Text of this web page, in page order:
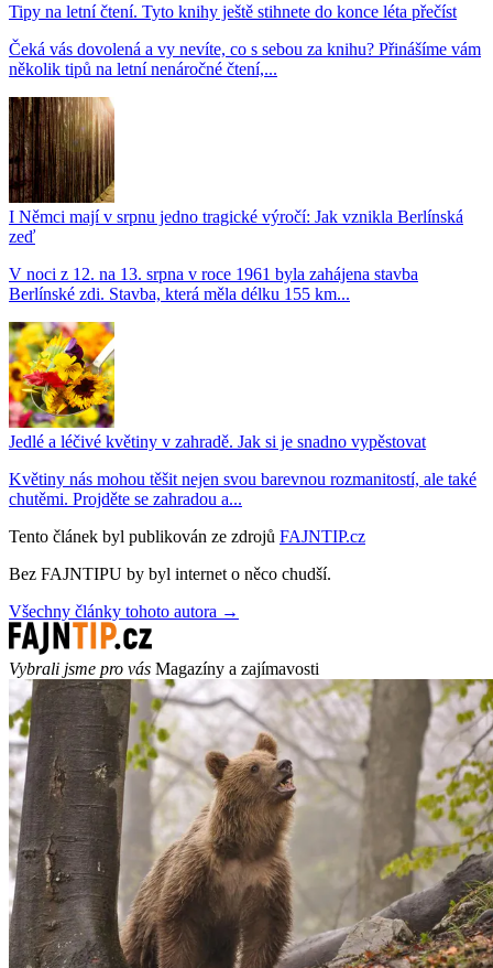
Tipy na letní čtení. Tyto knihy ještě stihnete do konce léta přečíst
Čeká vás dovolená a vy nevíte, co s sebou za knihu? Přinášíme vám
několik tipů na letní nenáročné čtení,...
I Němci mají v srpnu jedno tragické výročí: Jak vznikla Berlínská
zeď
V noci z 12. na 13. srpna v roce 1961 byla zahájena stavba
Berlínské zdi. Stavba, která měla délku 155 km...
Jedlé a léčivé květiny v zahradě. Jak si je snadno vypěstovat
Květiny nás mohou těšit nejen svou barevnou rozmanitostí, ale také
chutěmi. Projděte se zahradou a...
Tento článek byl publikován ze zdrojů FAJNTIP.cz
Bez FAJNTIPU by byl internet o něco chudší.
Všechny články tohoto autora →
Vybrali jsme pro vás Magazíny a zajímavosti